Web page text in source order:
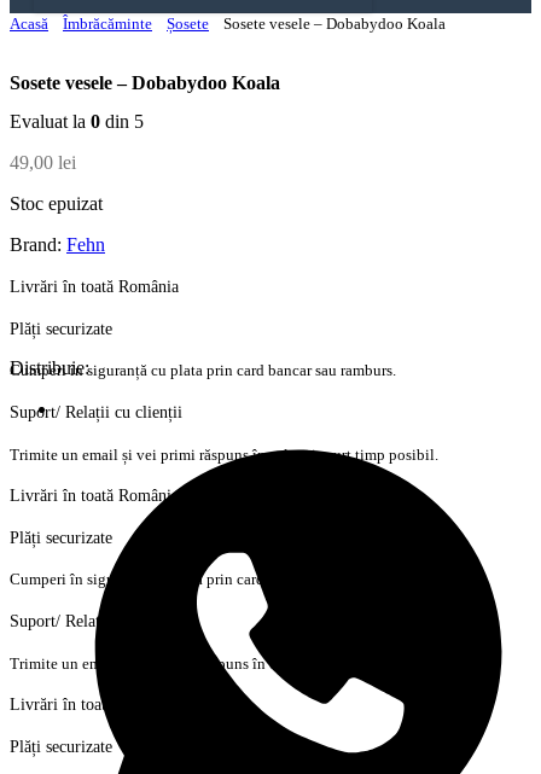
Acasă
Îmbrăcăminte Șosete Sosete vesele – Dobabydoo Koala
Sosete vesele – Dobabydoo Koala
Evaluat la 0 din 5
49,00 lei
Stoc epuizat
Brand: Fehn
Livrări în toată România
Plăți securizate
Cumperi în siguranță cu plata prin card bancar sau ramburs.
Suport/ Relații cu clienții
Trimite un email și vei primi răspuns în cel mai scurt timp posibil.
Livrări în toată România
Plăți securizate
Cumperi în siguranță cu plata prin card bancar sau ramburs.
Suport/ Relații cu clienții
Trimite un email și vei primi răspuns în cel mai scurt timp posibil.
Livrări în toată România
Plăți securizate
Distribuie: